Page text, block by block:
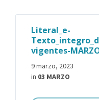
Literal_e-
vigentes-
9 marzo, 2023
in 03 MARZO